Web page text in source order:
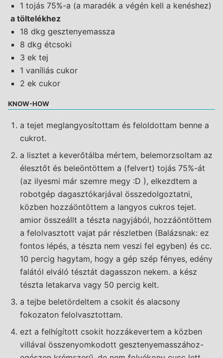
1 tojás 75%-a (a maradék a végén kell a kenéshez)
a töltelékhez
18 dkg gesztenyemassza
8 dkg étcsoki
3 ek tej
1 vaníliás cukor
2 ek cukor
KNOW-HOW
a tejet meglangyosítottam és feloldottam benne a
cukrot.
a lisztet a keverőtálba mértem, belemorzsoltam az
élesztőt és beleöntöttem a (felvert) tojás 75%-át
(az ilyesmi már szemre megy :D ), elkezdtem a
robotgép dagasztókarjával összedolgoztatni,
közben hozzáöntöttem a langyos cukros tejet.
amior összeállt a tészta nagyjából, hozzáöntöttem
a felolvasztott vajat pár részletben (Balázsnak: ez
fontos lépés, a tészta nem veszi fel egyben) és cc.
10 percig hagytam, hogy a gép szép fényes, edény
falától elváló tésztát dagasszon nekem. a kész
tészta letakarva vagy 50 percig kelt.
a tejbe beletördeltem a csokit és alacsony
fokozaton felolvasztottam.
ezt a felhígított csokit hozzákevertem a közben
villával összenyomkodott gesztenyemasszához-